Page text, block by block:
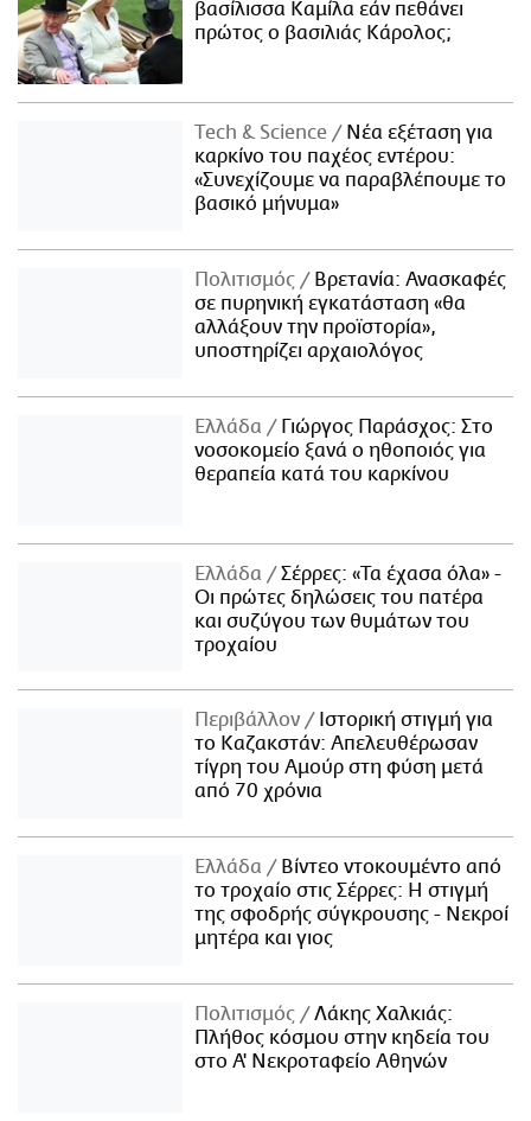
βασίλισσα Καμίλα εάν πεθάνει
πρώτος ο βασιλιάς Κάρολος;
Τech & Science
Νέα εξέταση για
καρκίνο του παχέος εντέρου:
«Συνεχίζουμε να παραβλέπουμε το
βασικό μήνυμα»
Πολιτισμός
Βρετανία: Ανασκαφές
σε πυρηνική εγκατάσταση «θα
αλλάξουν την προϊστορία»,
υποστηρίζει αρχαιολόγος
Ελλάδα
Γιώργος Παράσχος: Στο
νοσοκομείο ξανά ο ηθοποιός για
θεραπεία κατά του καρκίνου
Ελλάδα
Σέρρες: «Τα έχασα όλα» -
Οι πρώτες δηλώσεις του πατέρα
και συζύγου των θυμάτων του
τροχαίου
Περιβάλλον
Ιστορική στιγμή για
το Καζακστάν: Απελευθέρωσαν
τίγρη του Αμούρ στη φύση μετά
από 70 χρόνια
Ελλάδα
Βίντεο ντοκουμέντο από
το τροχαίο στις Σέρρες: Η στιγμή
της σφοδρής σύγκρουσης - Νεκροί
μητέρα και γιος
Πολιτισμός
Λάκης Χαλκιάς:
Πλήθος κόσμου στην κηδεία του
στο Α' Νεκροταφείο Αθηνών